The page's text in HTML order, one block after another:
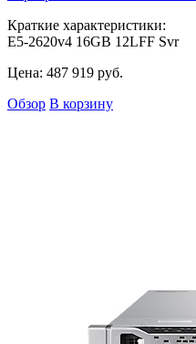
Краткие характеристики:
E5-2620v4 16GB 12LFF Svr
Цена: 487 919 руб.
Обзор В корзину